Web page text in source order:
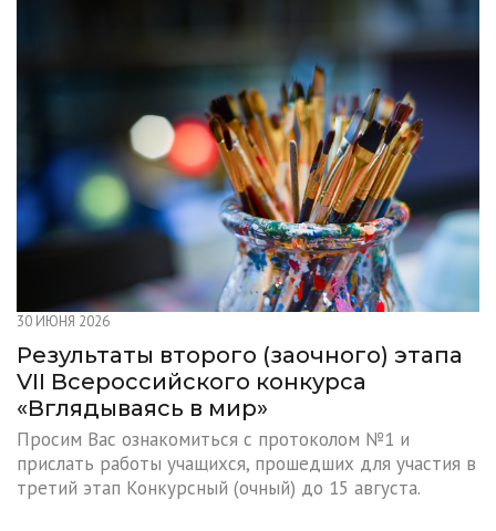
30 ИЮНЯ 2026
Результаты второго (заочного) этапа
VII Всероссийского конкурса
«Вглядываясь в мир»
Просим Вас ознакомиться с протоколом №1 и
прислать работы учащихся, прошедших для участия в
третий этап Конкурсный (очный) до 15 августа.